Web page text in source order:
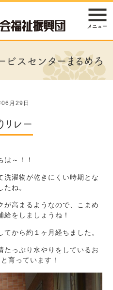
スセンターまるめろ
月29日
リレー
は～！！
洗濯物が乾きにくい時期とな
たね。
が高まるようなので、こまめ
給をしましょうね！
から約１ヶ月経ちました。
たっぷり水やりをしているお
育っています！